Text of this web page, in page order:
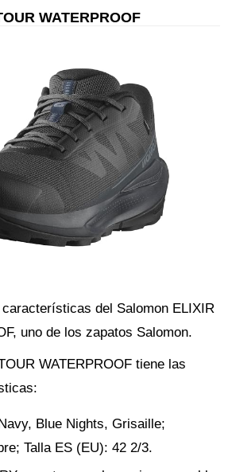
WATERPROOF
del Salomon ELIXIR
uno de los zapatos Salomon.
WATERPROOF tiene las
Blue Nights, Grisaille;
Talla ES (EU): 42 2/3.